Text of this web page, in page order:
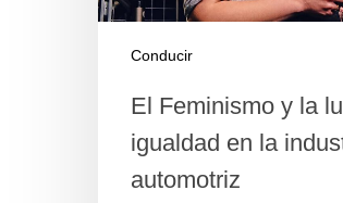
Conducir
El Feminismo y la
igualdad en la
automotriz